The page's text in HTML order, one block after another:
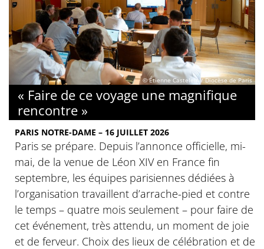
© Étienne Castelein / Diocèse de Paris
« Faire de ce voyage une magnifique
rencontre »
PARIS NOTRE-DAME – 16 JUILLET 2026
Paris se prépare. Depuis l’annonce officielle, mi-
mai, de la venue de Léon XIV en France fin
septembre, les équipes parisiennes dédiées à
l’organisation travaillent d’arrache-pied et contre
le temps – quatre mois seulement – pour faire de
cet événement, très attendu, un moment de joie
et de ferveur. Choix des lieux de célébration et de